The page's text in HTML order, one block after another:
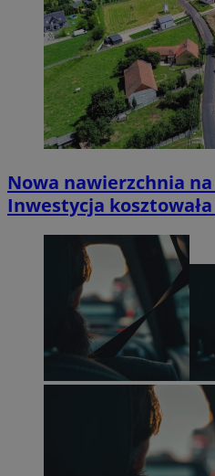
Nowa nawierzchnia
Inwestycja